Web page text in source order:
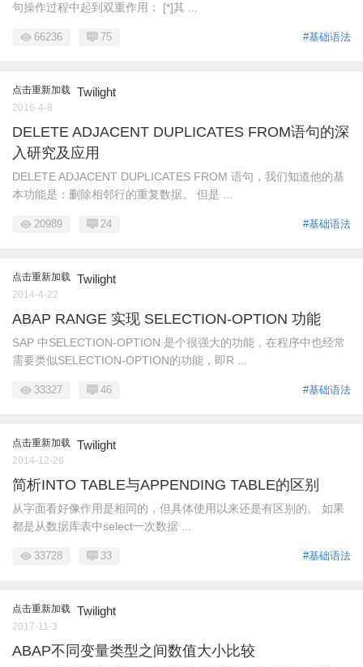
句操作过程中起到双重作用： [*]其 ...
#基础语法
66236 75
点击重新加载 Twilight
2016-4-8
DELETE ADJACENT DUPLICATES FROM语句的深
入研究及应用
DELETE ADJACENT DUPLICATES FROM 语句，我们知道他的基
本功能是：删除相邻行的重复数据。 但是 ...
#基础语法
20989 24
点击重新加载 Twilight
2014-4-22
ABAP RANGE 实现 SELECTION-OPTION 功能
SAP 中SELECTION-OPTION 是个很强大的功能，在程序中也经常
需要类似SELECTION-OPTION的功能，即R ...
#基础语法
33327 46
点击重新加载 Twilight
2014-12-26
简析INTO TABLE与APPENDING TABLE的区别
从字面看好像作用是相同的，但具体使用以来还是有区别的。 如果
都是从数据库表中select一次数据 ...
#基础语法
33728 33
点击重新加载 Twilight
2017-11-3
ABAP不同变量类型之间数值大小比较